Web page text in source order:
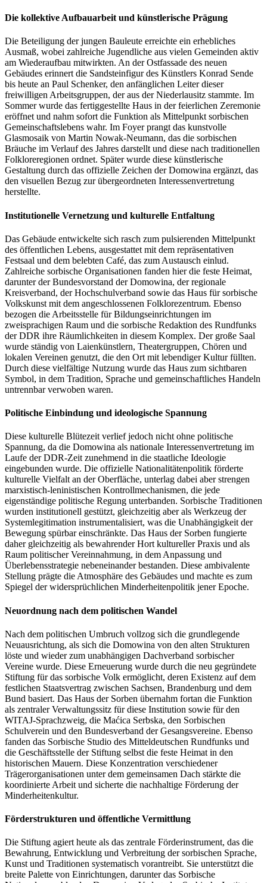
Die kollektive Aufbauarbeit und künstlerische Prägung
Die Beteiligung der jungen Bauleute erreichte ein erhebliches
Ausmaß, wobei zahlreiche Jugendliche aus vielen Gemeinden aktiv
am Wiederaufbau mitwirkten. An der Ostfassade des neuen
Gebäudes erinnert die Sandsteinfigur des Künstlers Konrad Sende
bis heute an Paul Schenker, den anfänglichen Leiter dieser
freiwilligen Arbeitsgruppen, der aus der Niederlausitz stammte. Im
Sommer wurde das fertiggestellte Haus in der feierlichen Zeremonie
eröffnet und nahm sofort die Funktion als Mittelpunkt sorbischen
Gemeinschaftslebens wahr. Im Foyer prangt das kunstvolle
Glasmosaik von Martin Nowak‑Neumann, das die sorbischen
Bräuche im Verlauf des Jahres darstellt und diese nach traditionellen
Folkloreregionen ordnet. Später wurde diese künstlerische
Gestaltung durch das offizielle Zeichen der Domowina ergänzt, das
den visuellen Bezug zur übergeordneten Interessenvertretung
herstellte.
Institutionelle Vernetzung und kulturelle Entfaltung
Das Gebäude entwickelte sich rasch zum pulsierenden Mittelpunkt
des öffentlichen Lebens, ausgestattet mit dem repräsentativen
Festsaal und dem belebten Café, das zum Austausch einlud.
Zahlreiche sorbische Organisationen fanden hier die feste Heimat,
darunter der Bundesvorstand der Domowina, der regionale
Kreisverband, der Hochschulverband sowie das Haus für sorbische
Volkskunst mit dem angeschlossenen Folklorezentrum. Ebenso
bezogen die Arbeitsstelle für Bildungseinrichtungen im
zweisprachigen Raum und die sorbische Redaktion des Rundfunks
der DDR ihre Räumlichkeiten in diesem Komplex. Der große Saal
wurde ständig von Laienkünstlern, Theatergruppen, Chören und
lokalen Vereinen genutzt, die den Ort mit lebendiger Kultur füllten.
Durch diese vielfältige Nutzung wurde das Haus zum sichtbaren
Symbol, in dem Tradition, Sprache und gemeinschaftliches Handeln
untrennbar verwoben waren.
Politische Einbindung und ideologische Spannung
Diese kulturelle Blütezeit verlief jedoch nicht ohne politische
Spannung, da die Domowina als nationale Interessenvertretung im
Laufe der DDR‑Zeit zunehmend in die staatliche Ideologie
eingebunden wurde. Die offizielle Nationalitätenpolitik förderte
kulturelle Vielfalt an der Oberfläche, unterlag dabei aber strengen
marxistisch‑leninistischen Kontrollmechanismen, die jede
eigenständige politische Regung unterbanden. Sorbische Traditionen
wurden institutionell gestützt, gleichzeitig aber als Werkzeug der
Systemlegitimation instrumentalisiert, was die Unabhängigkeit der
Bewegung spürbar einschränkte. Das Haus der Sorben fungierte
daher gleichzeitig als bewahrender Hort kultureller Praxis und als
Raum politischer Vereinnahmung, in dem Anpassung und
Überlebensstrategie nebeneinander bestanden. Diese ambivalente
Stellung prägte die Atmosphäre des Gebäudes und machte es zum
Spiegel der widersprüchlichen Minderheitenpolitik jener Epoche.
Neuordnung nach dem politischen Wandel
Nach dem politischen Umbruch vollzog sich die grundlegende
Neuausrichtung, als sich die Domowina von den alten Strukturen
löste und wieder zum unabhängigen Dachverband sorbischer
Vereine wurde. Diese Erneuerung wurde durch die neu gegründete
Stiftung für das sorbische Volk ermöglicht, deren Existenz auf dem
festlichen Staatsvertrag zwischen Sachsen, Brandenburg und dem
Bund basiert. Das Haus der Sorben übernahm fortan die Funktion
als zentraler Verwaltungssitz für diese Institution sowie für den
WITAJ‑Sprachzweig, die Maćica Serbska, den Sorbischen
Schulverein und den Bundesverband der Gesangsvereine. Ebenso
fanden das Sorbische Studio des Mitteldeutschen Rundfunks und
die Geschäftsstelle der Stiftung selbst die feste Heimat in den
historischen Mauern. Diese Konzentration verschiedener
Trägerorganisationen unter dem gemeinsamen Dach stärkte die
koordinierte Arbeit und sicherte die nachhaltige Förderung der
Minderheitenkultur.
Förderstrukturen und öffentliche Vermittlung
Die Stiftung agiert heute als das zentrale Förderinstrument, das die
Bewahrung, Entwicklung und Verbreitung der sorbischen Sprache,
Kunst und Traditionen systematisch vorantreibt. Sie unterstützt die
breite Palette von Einrichtungen, darunter das Sorbische